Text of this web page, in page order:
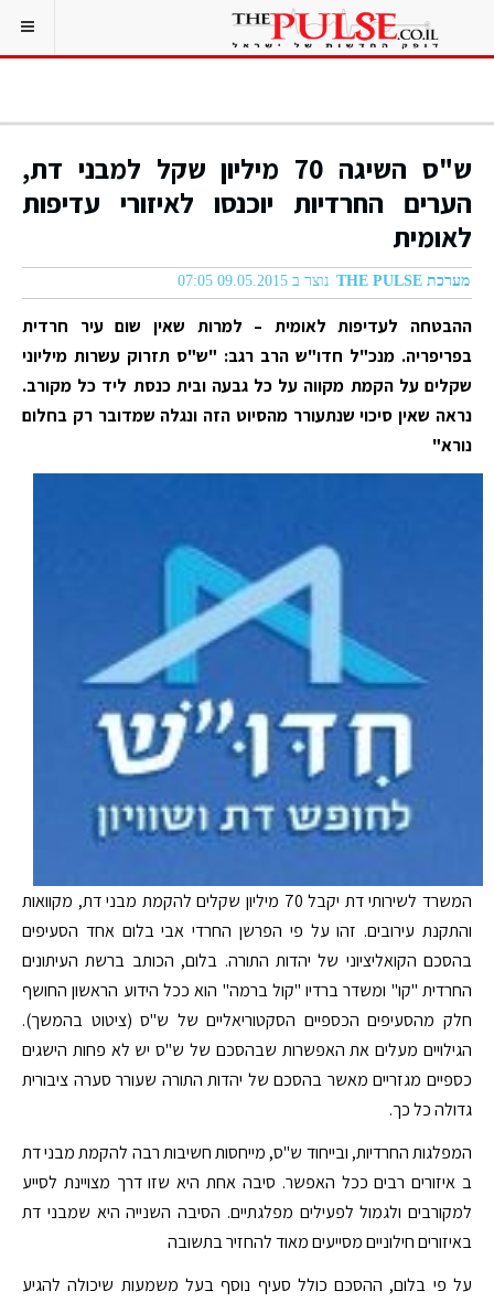
ש"ס השיגה 70 מיליון שקל למבני דת,
הערים החרדיות יוכנסו לאיזורי עדיפות
לאומית
מערכת THE PULSE נוצר ב 09.05.2015 07:05
ההבטחה לעדיפות לאומית – למרות שאין שום עיר חרדית
בפריפריה. מנכ"ל חדו"ש הרב רגב: "ש"ס תזרוק עשרות מיליוני
שקלים על הקמת מקווה על כל גבעה ובית כנסת ליד כל מקורב.
נראה שאין סיכוי שנתעורר מהסיוט הזה ונגלה שמדובר רק בחלום
נורא"
המשרד לשירותי דת יקבל 70 מיליון שקלים להקמת מבני דת, מקוואות
והתקנת עירובים. זהו על פי הפרשן החרדי אבי בלום אחד הסעיפים
בהסכם הקואליציוני של יהדות התורה. בלום, הכותב ברשת העיתונים
החרדית "קו" ומשדר ברדיו "קול ברמה" הוא ככל הידוע הראשון החושף
חלק מהסעיפים הכספיים הסקטוריאליים של ש"ס (ציטוט בהמשך).
הגילויים מעלים את האפשרות שבהסכם של ש"ס יש לא פחות הישגים
כספיים מגזריים מאשר בהסכם של יהדות התורה שעורר סערה ציבורית
גדולה כל כך.
המפלגות החרדיות, ובייחוד ש"ס, מייחסות חשיבות רבה להקמת מבני דת
ב איזורים רבים ככל האפשר. סיבה אחת היא שזו דרך מצויינת לסייע
למקורבים ולגמול לפעילים מפלגתיים. הסיבה השנייה היא שמבני דת
באיזורים חילוניים מסייעים מאוד להחזיר בתשובה
על פי בלום, ההסכם כולל סעיף נוסף בעל משמעות שיכולה להגיע